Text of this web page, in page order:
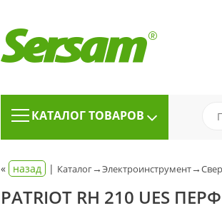
КАТАЛОГ ТОВАРОВ
« назад | Каталог→Электроинструмент→
PATRIOT RH 210 UES